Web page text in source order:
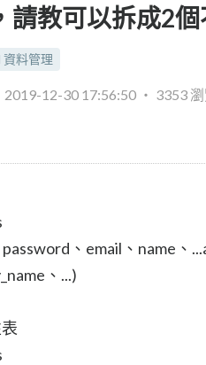
請教可以拆成2個
資料管理
2019-12-30 17:56:50 ‧ 3353
、email、name、
、...)